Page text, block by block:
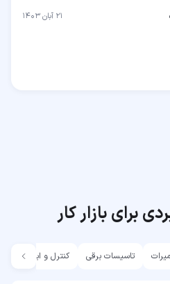
۲۱ آبان ۱۴۰۳
برای بازار کار
تاسیسات برقی کنترل و ابزار دقیق